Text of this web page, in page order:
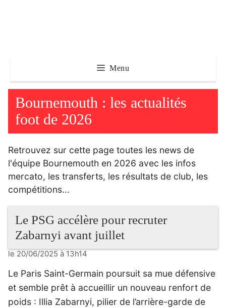
Menu
Bournemouth : les actualités
foot de 2026
Retrouvez sur cette page toutes les news de
l'équipe Bournemouth en 2026 avec les infos
mercato, les transferts, les résultats de club, les
compétitions...
Le PSG accélère pour recruter
Zabarnyi avant juillet
le 20/06/2025 à 13h14
Le Paris Saint-Germain poursuit sa mue défensive
et semble prêt à accueillir un nouveau renfort de
poids : Illia Zabarnyi, pilier de l’arrière-garde de